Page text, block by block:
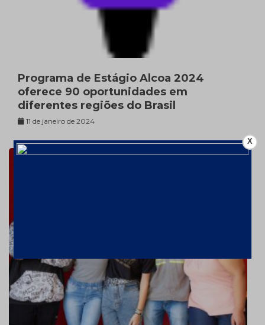
Programa de Estágio Alcoa 2024
oferece 90 oportunidades em
diferentes regiões do Brasil
11 de janeiro de 2024
X